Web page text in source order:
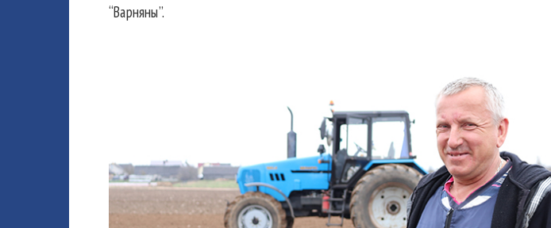
“Варняны”.